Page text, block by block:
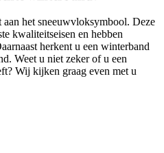
het sneeuwvloksymbool. Deze
kwaliteitseisen en hebben
herkent u een winterband
Weet u niet zeker of u een
Wij kijken graag even met u